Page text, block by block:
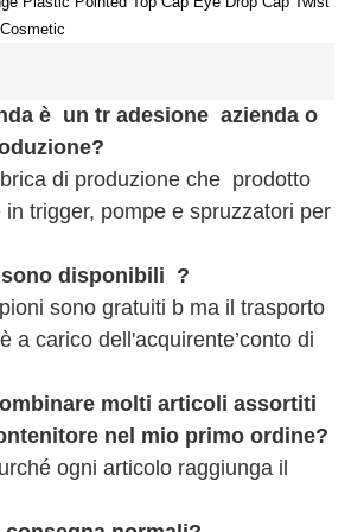
è un tr adesione azienda o
di produzione che prodotto
in trigger, pompe e spruzzatori per
sono disponibili ?
sono gratuiti b ma il trasporto
a carico dell'acquirente’conto di
molti articoli assortiti
nel mio primo ordine?
ogni articolo raggiunga il